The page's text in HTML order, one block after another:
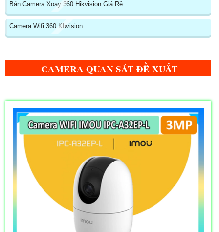
Bán Camera Xoay 360 Hikvision Giá Rẻ
Camera Wifi 360 Kbvision
CAMERA QUAN SÁT ĐỀ XUẤT